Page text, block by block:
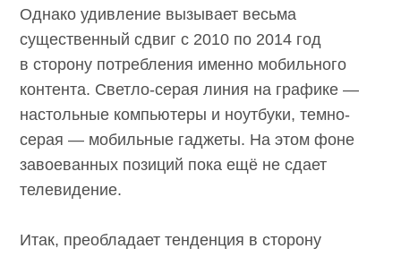
Однако удивление вызывает весьма
существенный сдвиг с 2010 по 2014 год
в сторону потребления именно мобильного
контента. Светло-серая линия на графике —
настольные компьютеры и ноутбуки, темно-
серая — мобильные гаджеты. На этом фоне
завоеванных позиций пока ещё не сдает
телевидение.
Итак, преобладает тенденция в сторону